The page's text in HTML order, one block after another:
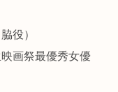
役）
画祭最優秀女優